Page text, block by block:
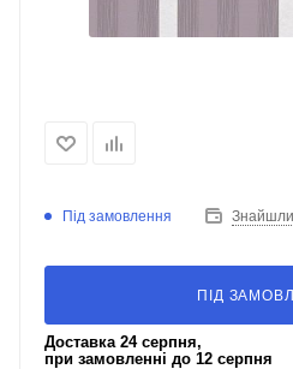
Під замовлення
ПІД
Доставка 24 серпня,
при замовленні до 12 серпня